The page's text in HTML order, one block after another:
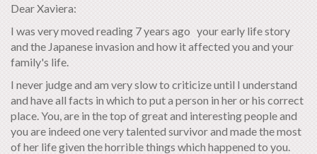
Dear Xaviera:
I was very moved reading 7 years ago your early life story
and the Japanese invasion and how it affected you and your
family's life.
I never judge and am very slow to criticize until I understand
and have all facts in which to put a person in her or his correct
place. You, are in the top of great and interesting people and
you are indeed one very talented survivor and made the most
of her life given the horrible things which happened to you.